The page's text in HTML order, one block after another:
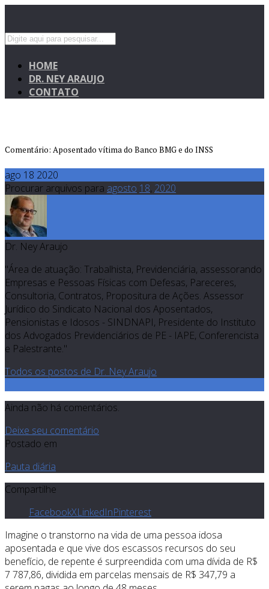
HOME
DR. NEY ARAUJO
CONTATO
Comentário: Aposentado vítima do Banco BMG e do INSS
ago 18 2020
Procurar arquivos para agosto 18, 2020
Dr. Ney Araujo
"Área de atuação: Trabalhista, Previdenciária, assessorando
Empresas e Pessoas Físicas com Defesas, Pareceres,
Consultoria, Contratos, Propositura de Ações. Assessor
Jurídico do Sindicato Nacional dos Aposentados,
Pensionistas e Idosos - SINDNAPI, Presidente do Instituto
dos Advogados Previdenciários de PE - IAPE, Conferencista
e Palestrante."
Todos os postos de Dr. Ney Araujo
Ainda não há comentários.
Deixe seu comentário
Postado em
Pauta diária
Compartilhe
FacebookXLinkedInPinterest
Imagine o transtorno na vida de uma pessoa idosa
aposentada e que vive dos escassos recursos do seu
benefício, de repente é surpreendida com uma dívida de R$
7 787,86, dividida em parcelas mensais de R$ 347,79 a